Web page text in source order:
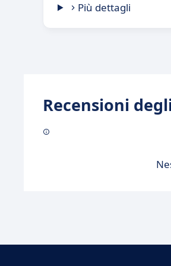
Più dettagli
Recensioni